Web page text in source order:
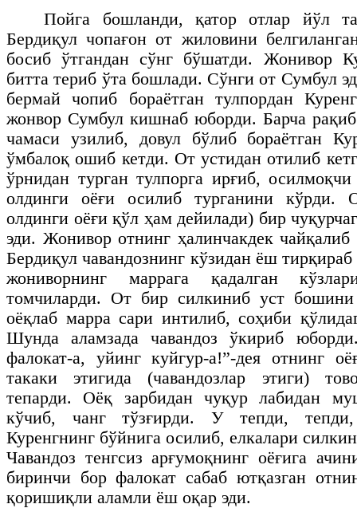
Пойга бошланди, қатор отлар йўл
Бердиқул чопағон от жиловини
босиб ўтгандан сўнг бўшатди. Жонивор
битта териб ўта бошлади. Сўнги от Сумбул
бермай чопиб бораётган тулпордан
жонвор Сумбул кишнаб юборди. Барча
чамаси узилиб, довул бўлиб бораётган
ўмбалоқ ошиб кетди. От устидан отилиб
ўрнидан турган тулпорга ирғиб,
олдинги оёғи осилиб турганини кўрди.
олдинги оёғи қўл ҳам дейилади) бир
эди. Жонивор отнинг ҳалинчакдек чайқалиб
Бердиқул чавандознинг кўзидан ёш
жониворнинг маррага қадалган
томчиларди. От бир силкиниб уст
оёқлаб марра сари интилиб, соҳиби
Шунда аламзада чавандоз ўкириб
фалокат-а, уйинг куйгур-а!”-дея отнинг
такаки этигида (чавандозлар этиги)
тепарди. Оёқ зарбидан чуқур лабидан
кўчиб, чанг тўзғирди. У тепди,
Куренгнинг бўйнига осилиб, елкалари
Чавандоз тенгсиз арғумоқнинг оёғига
биринчи бор фалокат сабаб ютқазган
қоришиқли аламли ёш оқар эди.